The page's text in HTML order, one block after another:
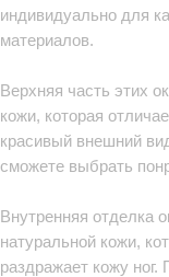
индивидуально для
материалов.
Верхняя часть этих
кожи, которая
красивый внешний
сможете выбрать
Внутренняя отделка
натуральной кожи,
раздражает кожу